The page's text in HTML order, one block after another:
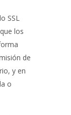
SSL
los
de
y en
o